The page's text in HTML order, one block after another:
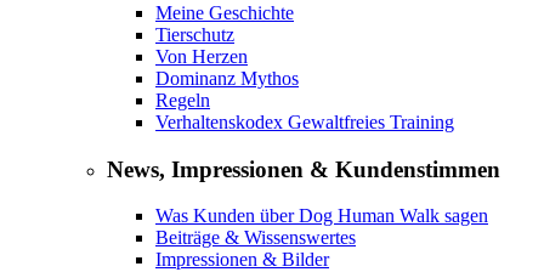
Meine Geschichte
Tierschutz
Von Herzen
Dominanz Mythos
Regeln
Verhaltenskodex Gewaltfreies Training
News, Impressionen & Kundenstimmen
Was Kunden über Dog Human Walk sagen
Beiträge & Wissenswertes
Impressionen & Bilder